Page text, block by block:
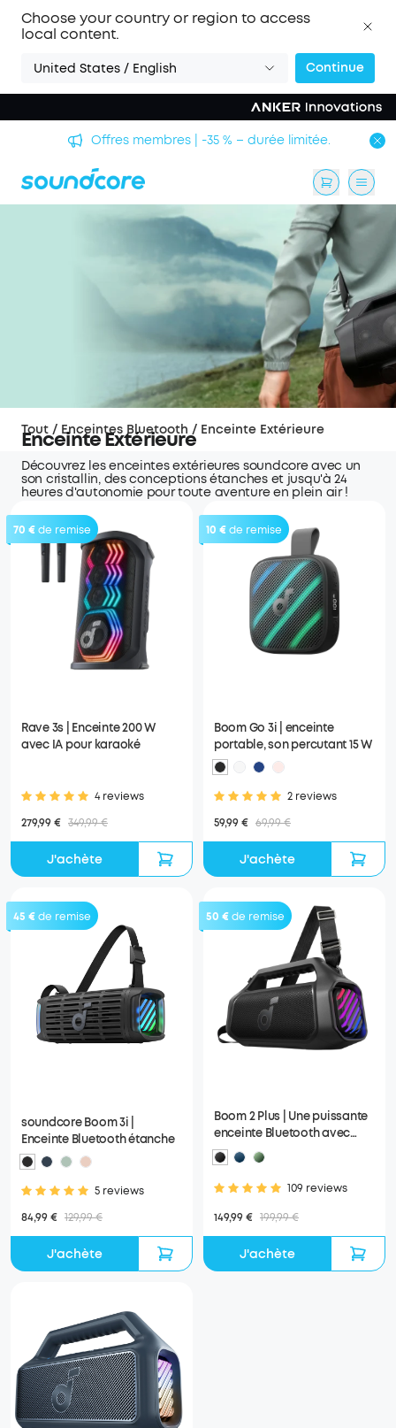
Choose your country or region to access
local content.
United States / English Continue
Offres membres | -35 % – durée limitée.
Enceinte Extérieure
Découvrez les enceintes extérieures soundcore avec un
son cristallin, des conceptions étanches et jusqu'à 24
heures d'autonomie pour toute aventure en plein air !
Tout / Enceintes Bluetooth / Enceinte Extérieure
70 €de remise
Rave 3s | Enceinte 200 W
avec IA pour karaoké
4 reviews
279,99 € 349,99 €
J'achète
10 €de remise
Boom Go 3i | enceinte
portable, son percutant 15 W
2 reviews
59,99 € 69,99 €
J'achète
45 €de remise
soundcore Boom 3i |
Enceinte Bluetooth étanche
5 reviews
84,99 € 129,99 €
J'achète
50 €de remise
Boom 2 Plus | Une puissante
enceinte Bluetooth avec
basses pour l'extérieur
109 reviews
149,99 € 199,99 €
J'achète